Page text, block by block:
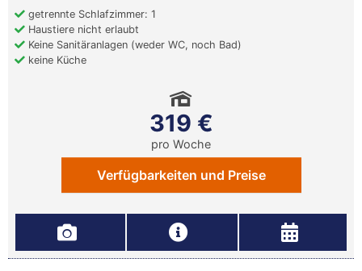
getrennte Schlafzimmer: 1
Haustiere nicht erlaubt
Keine Sanitäranlagen (weder WC, noch Bad)
keine Küche
319 €
pro Woche
Verfügbarkeiten und Preise